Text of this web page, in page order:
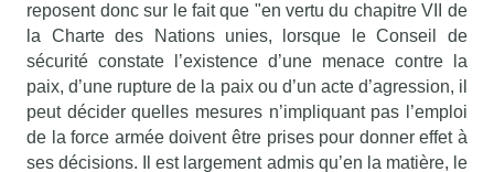
reposent donc sur le fait que "en vertu du chapitre VII de
la Charte des Nations unies, lorsque le Conseil de
sécurité constate l’existence d’une menace contre la
paix, d’une rupture de la paix ou d’un acte d’agression, il
peut décider quelles mesures n’impliquant pas l’emploi
de la force armée doivent être prises pour donner effet à
ses décisions. Il est largement admis qu’en la matière, le